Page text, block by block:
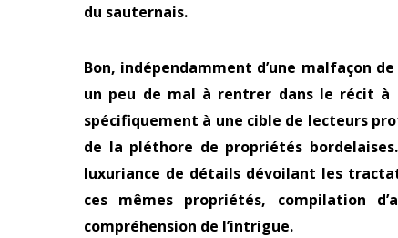
du sauternais.
Bon, indépendamment d’une malfaçon
un peu de mal à rentrer dans le récit à
spécifiquement à une cible de lecteurs
de la pléthore de propriétés
luxuriance de détails dévoilant les
ces mêmes propriétés, compilation
compréhension de l’intrigue.